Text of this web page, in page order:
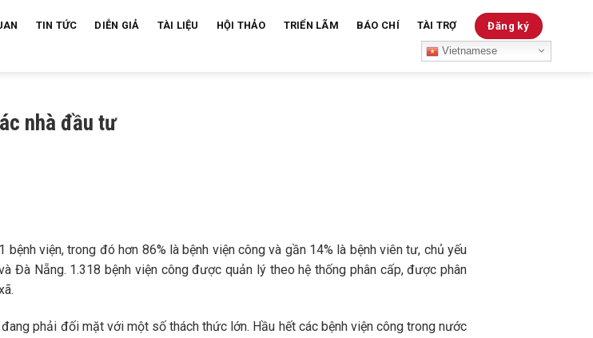
TIN TỨC DIỄN GIẢ TÀI LIỆU HỘI THẢO TRIỂN LÃM BÁO CHÍ TÀI TRỢ Đăng ký
Vietnamese
nhà đầu tư
viện, trong đó hơn 86% là bệnh viện công và gần 14% là bệnh viên tư, chủ yếu
Đà Nẵng. 1.318 bệnh viện công được quản lý theo hệ thống phân cấp, được phân
phải đối mặt với một số thách thức lớn. Hầu hết các bệnh viện công trong nước